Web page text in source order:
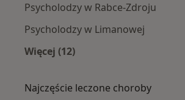
Psycholodzy w Rabce-Zdroju
Psycholodzy w Limanowej
Więcej (12)
Najczęście leczone choroby